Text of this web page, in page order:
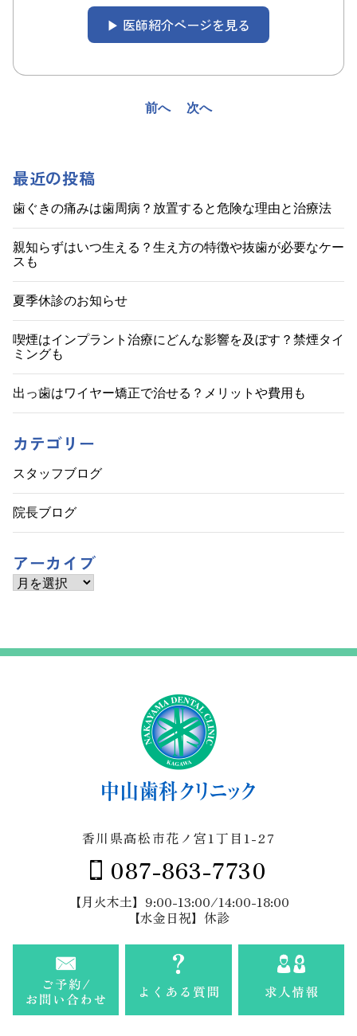
▶︎ 医師紹介ページを見る
ナ
ビ
ゲ
ー
シ
ョ
ン
前へ 次へ
最近の投稿
歯ぐきの痛みは歯周病？放置すると危険な理由と治療法
親知らずはいつ生える？生え方の特徴や抜歯が必要なケー
スも
夏季休診のお知らせ
喫煙はインプラント治療にどんな影響を及ぼす？禁煙タイ
ミングも
出っ歯はワイヤー矯正で治せる？メリットや費用も
カテゴリー
スタッフブログ
院長ブログ
アーカイブ
ア
ー
香川県高松市花ノ宮1丁目1-27
087-863-7730
【月火木土】9:00-13:00/14:00-18:00
【水金日祝】休診